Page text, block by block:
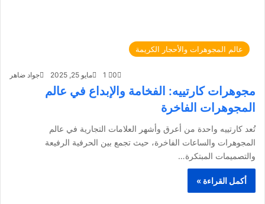
عالم المجوهرات والأحجار الكريمة
جواد ضاهر مايو 25, 2025 0
مجوهرات كارتييه: الفخامة والإبداع في عالم
المجوهرات الفاخرة
تُعد كارتييه واحدة من أعرق وأشهر العلامات التجارية في عالم
المجوهرات والساعات الفاخرة، حيث تجمع بين الحرفية الرفيعة
والتصميمات المبتكرة…
أكمل القراءة »